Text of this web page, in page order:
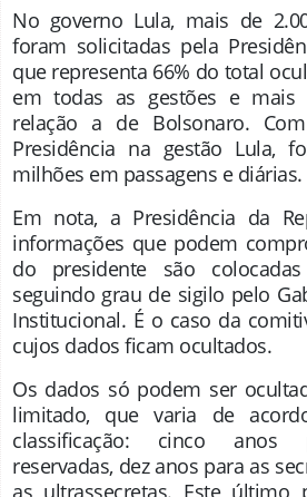
No governo Lula, mais de
foram solicitadas pela
que representa 66% do total
em todas as gestões e
relação a de Bolsonaro.
Presidência na gestão Lula,
milhões em passagens e diárias.
Em nota, a Presidência da
informações que podem
do presidente são
seguindo grau de sigilo pelo
Institucional. É o caso da
cujos dados ficam ocultados.
Os dados só podem ser
limitado, que varia de
classificação: cinco anos
reservadas, dez anos para as
as ultrassecretas. Este último